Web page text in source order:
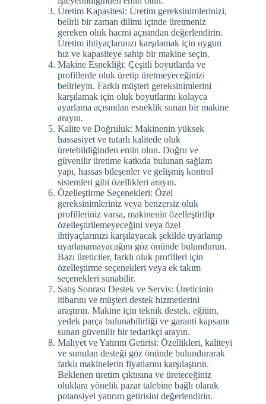
Üretim Kapasitesi: Üretim gereksinimlerinizi,
belirli bir zaman dilimi içinde üretmeniz
gereken oluk hacmi açısından değerlendirin.
Üretim ihtiyaçlarınızı karşılamak için uygun
hız ve kapasiteye sahip bir makine seçin.
Makine Esnekliği: Çeşitli boyutlarda ve
profillerde oluk üretip üretmeyeceğinizi
belirleyin. Farklı müşteri gereksinimlerini
karşılamak için oluk boyutlarını kolayca
ayarlama açısından esneklik sunan bir makine
arayın.
Kalite ve Doğruluk: Makinenin yüksek
hassasiyet ve tutarlı kalitede oluk
üretebildiğinden emin olun. Doğru ve
güvenilir üretime katkıda bulunan sağlam
yapı, hassas bileşenler ve gelişmiş kontrol
sistemleri gibi özellikleri arayın.
Özelleştirme Seçenekleri: Özel
gereksinimleriniz veya benzersiz oluk
profilleriniz varsa, makinenin özelleştirilip
özelleştirilemeyeceğini veya özel
ihtiyaçlarınızı karşılayacak şekilde uyarlanıp
uyarlanamayacağını göz önünde bulundurun.
Bazı üreticiler, farklı oluk profilleri için
özelleştirme seçenekleri veya ek takım
seçenekleri sunabilir.
Satış Sonrası Destek ve Servis: Üreticinin
itibarını ve müşteri destek hizmetlerini
araştırın. Makine için teknik destek, eğitim,
yedek parça bulunabilirliği ve garanti kapsamı
sunan güvenilir bir tedarikçi arayın.
Maliyet ve Yatırım Getirisi: Özellikleri, kaliteyi
ve sunulan desteği göz önünde bulundurarak
farklı makinelerin fiyatlarını karşılaştırın.
Beklenen üretim çıktısına ve üreteceğiniz
oluklara yönelik pazar talebine bağlı olarak
potansiyel yatırım getirisini değerlendirin.